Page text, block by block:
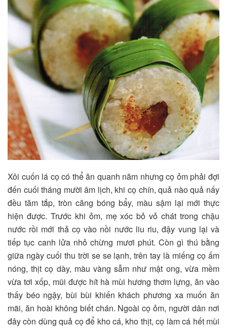
Xôi cuốn lá cọ có thể ăn quanh năm nhưng cọ ỏm phải đợi
đến cuối tháng mười âm lịch, khi cọ chín, quả nào quả nấy
đều tăm tắp, tròn căng bóng bẩy, màu sậm lại mới thực
hiện được. Trước khi ỏm, mẹ xóc bỏ vỏ chát trong chậu
nước rồi mới thả cọ vào nồi nước liu riu, đậy vung lại và
tiếp tục canh lửa nhỏ chừng mươi phút. Còn gì thú bằng
giữa ngày cuối thu trời se se lạnh, trên tay là miếng cọ ấm
nóng, thịt cọ dày, màu vàng sẫm như mật ong, vừa mềm
vừa tơi xốp, mũi được hít hà mùi hương thơm lựng, ăn vào
thấy béo ngậy, bùi bùi khiến khách phương xa muốn ăn
mãi, ăn hoài không biết chán. Ngoài cọ ỏm, người dân nơi
đây còn dùng quả cọ để kho cá, kho thịt, cọ làm cá hết mùi